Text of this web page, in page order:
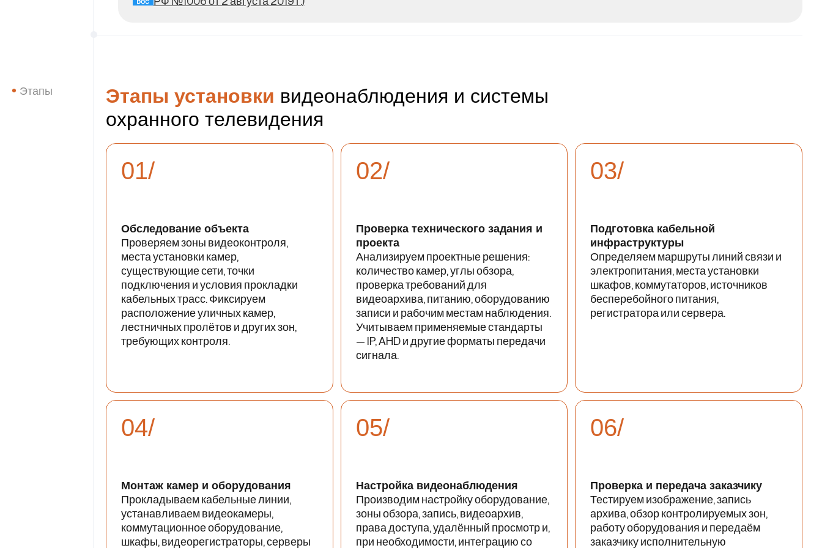
Этапы Этапы установки видеонаблюдения и системы
охранного телевидения
01/
Обследование объекта
Проверяем зоны видеоконтроля,
места установки камер,
существующие сети, точки
подключения и условия прокладки
кабельных трасс. Фиксируем
расположение уличных камер,
лестничных пролётов и других зон,
требующих контроля.
02/
Проверка технического задания и
проекта
Анализируем проектные решения:
количество камер, углы обзора,
проверка требований для
видеоархива, питанию, оборудованию
записи и рабочим местам наблюдения.
Учитываем применяемые стандарты
— IP, AHD и другие форматы передачи
сигнала.
03/
Подготовка кабельной
инфраструктуры
Определяем маршруты линий связи и
электропитания, места установки
шкафов, коммутаторов, источников
бесперебойного питания,
регистратора или сервера.
04/
Монтаж камер и оборудования
Прокладываем кабельные линии,
устанавливаем видеокамеры,
коммутационное оборудование,
шкафы, видеорегистраторы, серверы
05/
Настройка видеонаблюдения
Производим настройку оборудование,
зоны обзора, запись, видеоархив,
права доступа, удалённый просмотр и,
при необходимости, интеграцию со
06/
Проверка и передача заказчику
Тестируем изображение, запись
архива, обзор контролируемых зон,
работу оборудования и передаём
заказчику исполнительную